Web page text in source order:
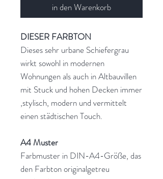
in den Warenkorb
DIESER FARBTON
Dieses sehr urbane Schiefergrau
wirkt sowohl in modernen
Wohnungen als auch in Altbauvillen
mit Stuck und hohen Decken immer
‚stylisch, modern und vermittelt
einen städtischen Touch.
A4 Muster
Farbmuster in DIN-A4-Größe, das
den Farbton originalgetreu